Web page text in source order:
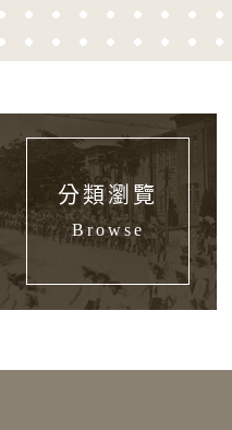
分類瀏覽
Browse